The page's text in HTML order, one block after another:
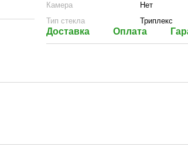
Камера
Нет
Тип стекла
Триплекс
Доставка Оплата